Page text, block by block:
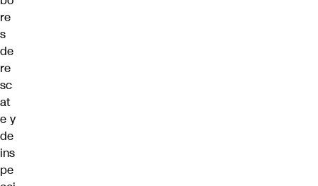
re
s
de
re
sc
at
e y
de
ins
pe